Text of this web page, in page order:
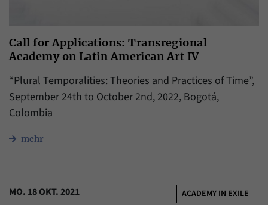
Call for Applications: Transregional
Academy on Latin American Art IV
“Plural Temporalities: Theories and Practices of Time”,
September 24th to October 2nd, 2022, Bogotá,
Colombia
mehr
MO. 18 OKT. 2021 ACADEMY IN EXILE